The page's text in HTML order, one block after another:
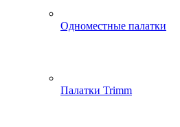
Одноместные палатки
Палатки Trimm